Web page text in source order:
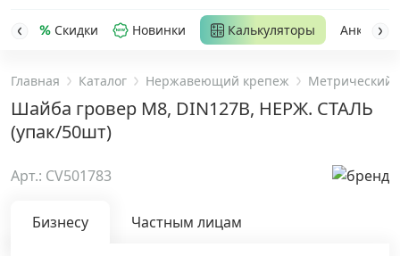
Акции
Распродажа
Уценка
Анкерная техника
Скидки Новинки Калькуляторы Анкер-
Главная Каталог Нержавеющий крепеж Метрический
Шайба гровер М8, DIN127B, НЕРЖ. СТАЛЬ
(упак/50шт)
Арт.: CV501783
Бизнесу Частным лицам